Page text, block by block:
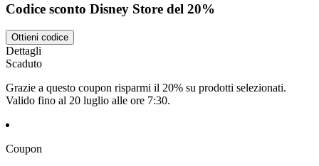
Codice sconto Disney Store del 20%
Ottieni codice
Dettagli
Scaduto
Grazie a questo coupon risparmi il 20% su prodotti selezionati.
Valido fino al 20 luglio alle ore 7:30.
Coupon